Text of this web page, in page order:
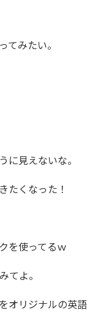
てみたい。
に見えないな。
たくなった！
を使ってるｗ
てよ。
オリジナルの英語